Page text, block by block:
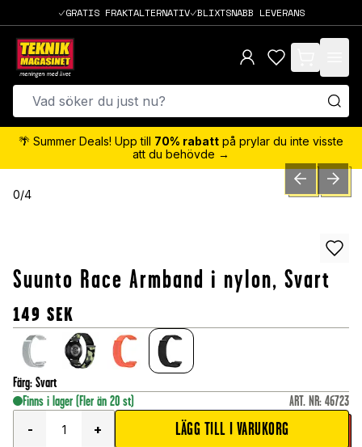
GRATIS FRAKTALTERNATIV BLIXTSNABB LEVERANS
items in cart,
🌴 Summer Deals! Upp till 70% rabatt på prylar du inte visste
att du behövde →
0/4 PREVIOUSNEXT
Suunto Race Armband i nylon, Svart
149 SEK
Färg: Svart
Finns i lager (Fler än 20 st) ART. NR: 46723
-
+ LÄGG TILL I VARUKORG